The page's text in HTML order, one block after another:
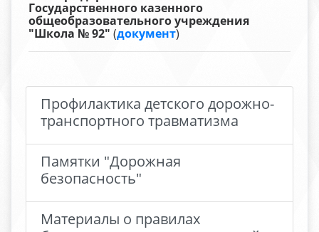
Государственного казенного
общеобразовательного учреждения
"Школа № 92" (документ)
Профилактика детского дорожно-
транспортного травматизма
Памятки "Дорожная
безопасность"
Материалы о правилах